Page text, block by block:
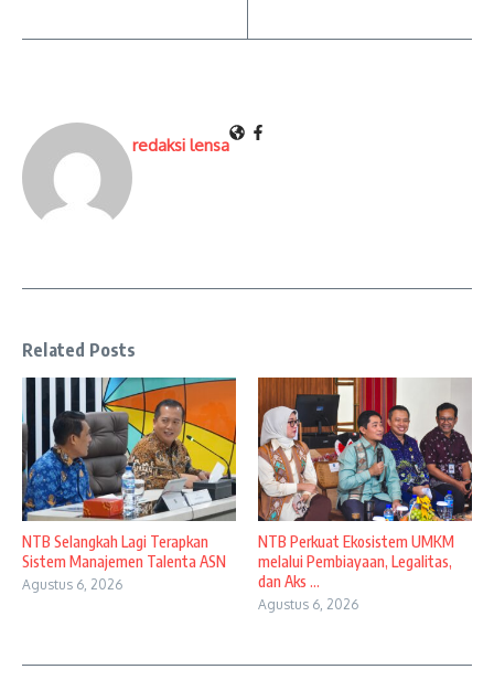
redaksi lensa
Related Posts
NTB Selangkah Lagi Terapkan
Sistem Manajemen Talenta ASN
Agustus 6, 2026
NTB Perkuat Ekosistem UMKM
melalui Pembiayaan, Legalitas,
dan Aks ...
Agustus 6, 2026